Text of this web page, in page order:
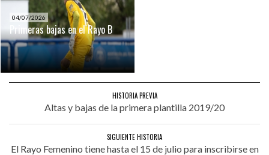
04/07/2026
Primeras bajas en el Rayo B
HISTORIA PREVIA
Altas y bajas de la primera plantilla 2019/20
SIGUIENTE HISTORIA
El Rayo Femenino tiene hasta el 15 de julio para inscribirse en